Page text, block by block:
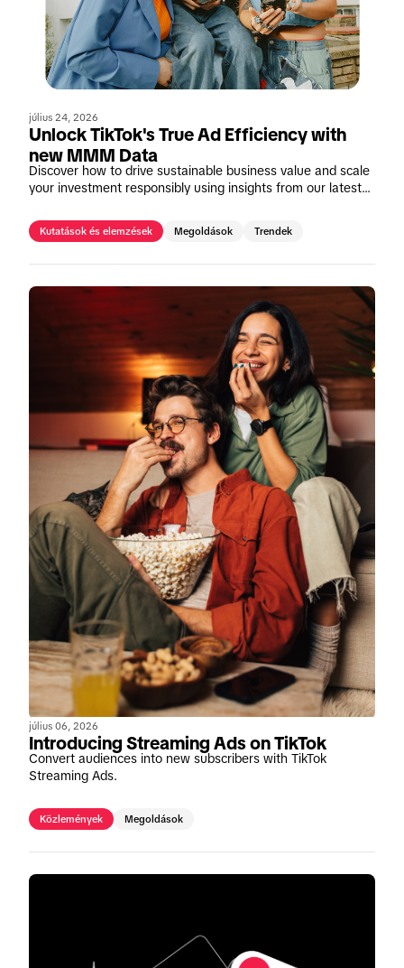
július 24, 2026
Unlock TikTok's True Ad Efficiency with
new MMM Data
Discover how to drive sustainable business value and scale
your investment responsibly using insights from our latest
Kutatások és elemzések Megoldások Trendek
július 06, 2026
Introducing Streaming Ads on TikTok
Convert audiences into new subscribers with TikTok
Streaming Ads.
Közlemények Megoldások